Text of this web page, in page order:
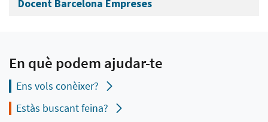
Docent Barcelona Empreses
En què podem ajudar-te
Ens vols conèixer?
Estàs buscant feina?